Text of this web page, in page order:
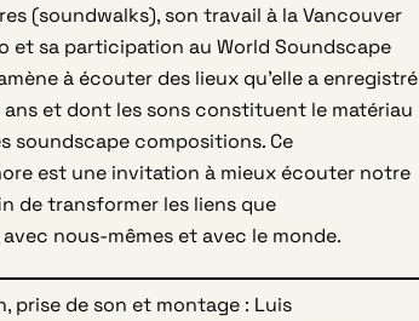
(soundwalks), son travail à la Vancouver
et sa participation au World Soundscape
à écouter des lieux qu’elle a enregistré
et dont les sons constituent le matériau
soundscape compositions. Ce
est une invitation à mieux écouter notre
de transformer les liens que
nous-mêmes et avec le monde.
prise de son et montage : Luis